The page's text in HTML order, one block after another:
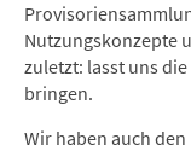
Nutzungskonzepte
zuletzt: lasst uns
bringen.
Wir haben auch